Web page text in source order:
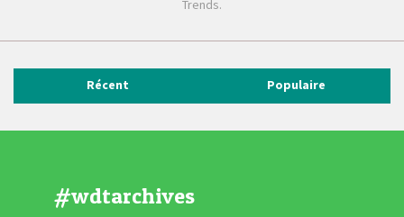
Trends.
Récent Populaire
#wdtarchives